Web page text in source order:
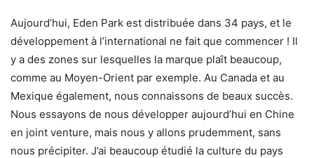
Aujourd’hui, Eden Park est distribuée dans 34 pays, et le
développement à l’international ne fait que commencer ! Il
y a des zones sur lesquelles la marque plaît beaucoup,
comme au Moyen-Orient par exemple. Au Canada et au
Mexique également, nous connaissons de beaux succès.
Nous essayons de nous développer aujourd’hui en Chine
en joint venture, mais nous y allons prudemment, sans
nous précipiter. J’ai beaucoup étudié la culture du pays